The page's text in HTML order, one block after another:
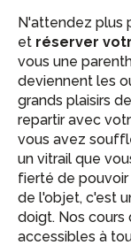
N'attendez plus
et réserver
vous une
deviennent les
grands plaisirs
repartir avec
vous avez
un vitrail que
fierté de pouvoir
de l'objet, c'est
doigt. Nos cours
accessibles à